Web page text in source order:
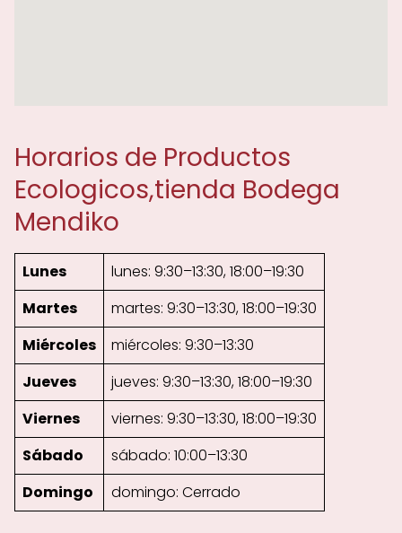
Horarios de Productos
Ecologicos,tienda Bodega
Mendiko
Lunes
lunes: 9:30–13:30, 18:00–19:30
Martes
martes: 9:30–13:30, 18:00–19:30
Miércoles
miércoles: 9:30–13:30
Jueves
jueves: 9:30–13:30, 18:00–19:30
Viernes
viernes: 9:30–13:30, 18:00–19:30
Sábado
sábado: 10:00–13:30
Domingo
domingo: Cerrado